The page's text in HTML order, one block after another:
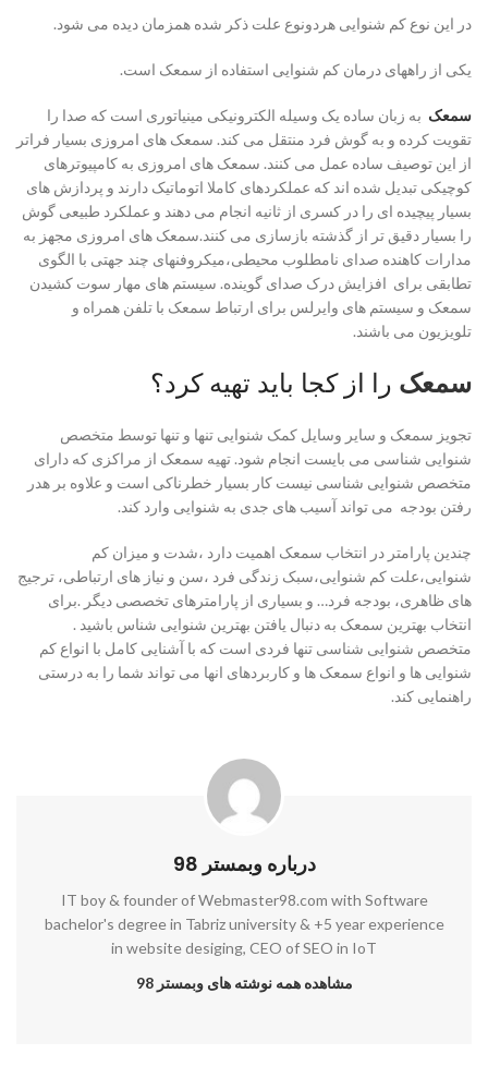
در این نوع کم شنوایی هردونوع علت ذکر شده همزمان دیده می شود.
یکی از راههای درمان کم شنوایی استفاده از سمعک است.
سمعک به زبان ساده یک وسیله الکترونیکی مینیاتوری است که صدا را
تقویت کرده و به گوش فرد منتقل می کند. سمعک های امروزی بسیار فراتر
از این توصیف ساده عمل می کنند. سمعک های امروزی به کامپیوترهای
کوچیکی تبدیل شده اند که عملکردهای کاملا اتوماتیک دارند و پردازش های
بسیار پیچیده ای را در کسری از ثانیه انجام می دهند و عملکرد طبیعی گوش
را بسیار دقیق تر از گذشته بازسازی می کنند.سمعک های امروزی مجهز به
مدارات کاهنده صدای نامطلوب محیطی،میکروفنهای چند جهتی با الگوی
تطابقی برای افزایش درک صدای گوینده. سیستم های مهار سوت کشیدن
سمعک و سیستم های وایرلس برای ارتباط سمعک با تلفن همراه و
تلویزیون می باشند.
سمعک را از کجا باید تهیه کرد؟
تجویز سمعک و سایر وسایل کمک شنوایی تنها و تنها توسط متخصص
شنوایی شناسی می بایست انجام شود. تهیه سمعک از مراکزی که دارای
متخصص شنوایی شناسی نیست کار بسیار خطرناکی است و علاوه بر هدر
رفتن بودجه می تواند آسیب های جدی به شنوایی وارد کند.
چندین پارامتر در انتخاب سمعک اهمیت دارد ،شدت و میزان کم
شنوایی،علت کم شنوایی،سبک زندگی فرد ،سن و نیاز های ارتباطی، ترجیج
های ظاهری، بودجه فرد… و بسیاری از پارامترهای تخصصی دیگر .برای
انتخاب بهترین سمعک به دنبال یافتن بهترین شنوایی شناس باشید .
متخصص شنوایی شناسی تنها فردی است که با آشنایی کامل با انواع کم
شنوایی ها و انواع سمعک ها و کاربردهای انها می تواند شما را به درستی
راهنمایی کند.
درباره وبمستر 98
IT boy & founder of Webmaster98.com with Software
bachelor's degree in Tabriz university & +5 year experience
in website desiging, CEO of SEO in IoT
مشاهده همه نوشته های وبمستر 98